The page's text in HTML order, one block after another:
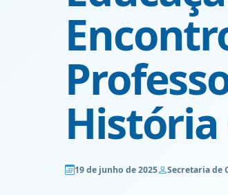
19 de junho de 2025 Secretaria de